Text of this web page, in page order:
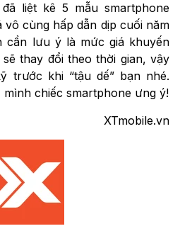
liệt kê 5 mẫu smartphone
vô cùng hấp dẫn dịp cuối năm
cần lưu ý là mức giá khuyến
thay đổi theo thời gian, vậy
trước khi “tậu dế” bạn nhé.
chiếc smartphone ưng ý!
XTmobile.vn